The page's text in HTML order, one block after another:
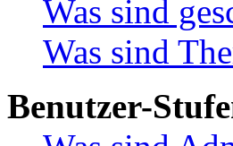
Was sind
Was sind
Benutzer-